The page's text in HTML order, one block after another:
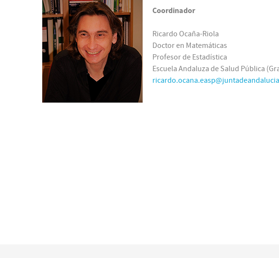
Coordinador
Ricardo Ocaña-Riola
Doctor en Matemáticas
Profesor de Estadística
Escuela Andaluza de Salud Pública